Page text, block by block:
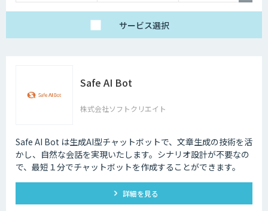
サービス選択
Safe AI Bot
株式会社ソフトクリエイト
Safe AI Bot は生成AI型チャットボットで、文章生成の技術を活
かし、自然な会話を実現いたします。シナリオ設計が不要なの
で、最短１分でチャットボットを作成することができます。
詳細を見る